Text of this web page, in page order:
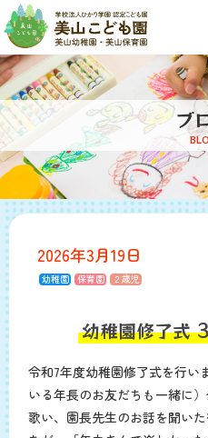
ブ
2026年3月19日
幼稚園 保育園 ２歳児
幼稚園修了式
令和7年度幼稚園修了式を行い
いる年長のお友だちも一緒に
歌い、園長先生のお話を聞い